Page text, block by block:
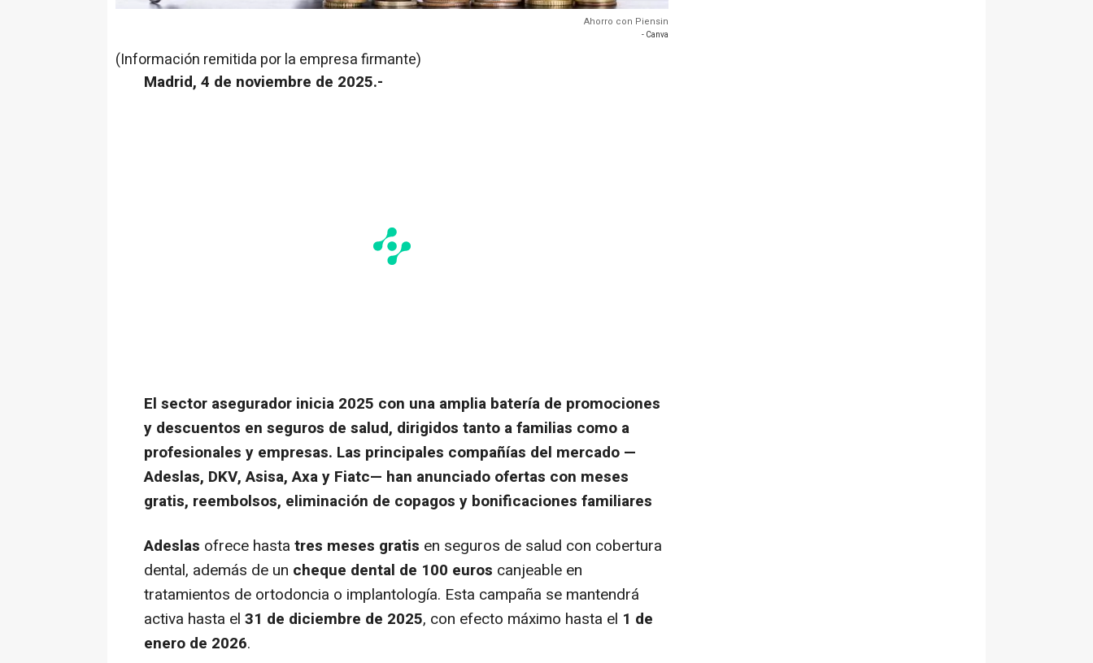
Ahorro con Piensin
- Canva
(Información remitida por la empresa firmante)
Madrid, 4 de noviembre de 2025.-
El sector asegurador inicia 2025 con una amplia batería de promociones
y descuentos en seguros de salud, dirigidos tanto a familias como a
profesionales y empresas. Las principales compañías del mercado —
Adeslas, DKV, Asisa, Axa y Fiatc— han anunciado ofertas con meses
gratis, reembolsos, eliminación de copagos y bonificaciones familiares
Adeslas ofrece hasta tres meses gratis en seguros de salud con cobertura
dental, además de un cheque dental de 100 euros canjeable en
tratamientos de ortodoncia o implantología. Esta campaña se mantendrá
activa hasta el 31 de diciembre de 2025, con efecto máximo hasta el 1 de
enero de 2026.